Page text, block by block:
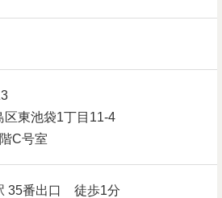
区東池袋1丁目11-4
C号室
35番出口 徒歩1分